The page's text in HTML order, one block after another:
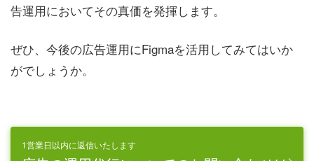
告運用においてその真価を発揮します。
ぜひ、今後の広告運用にFigmaを活用してみてはいか
がでしょうか。
1営業日以内に返信いたします